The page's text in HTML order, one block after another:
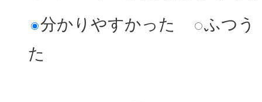
分かりやすかった
ふつう
た